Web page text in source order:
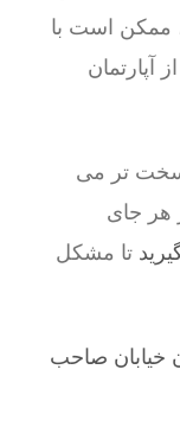
ممکن است با
آپارتمان
سخت تر می
هر جای
تا مشکل
خیابان صاحب